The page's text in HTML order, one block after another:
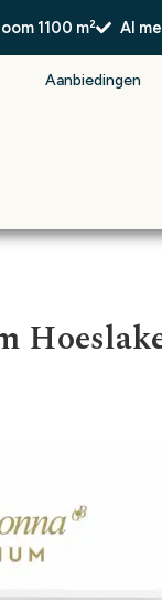
1100 m² Al
Aanbiedingen